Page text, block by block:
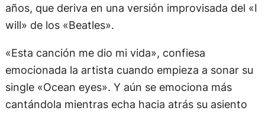
años, que deriva en una versión improvisada del «I
will» de los «Beatles».
«Esta canción me dio mi vida», confiesa
emocionada la artista cuando empieza a sonar su
single «Ocean eyes». Y aún se emociona más
cantándola mientras echa hacia atrás su asiento